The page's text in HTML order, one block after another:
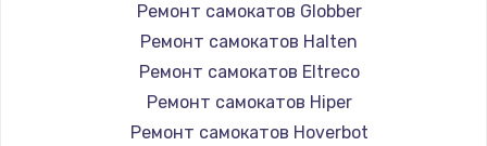
Ремонт самокатов Globber
Ремонт самокатов Halten
Ремонт самокатов Eltreco
Ремонт самокатов Hiper
Ремонт самокатов Hoverbot